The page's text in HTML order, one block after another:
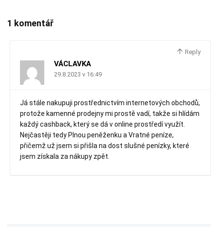
1 komentář
Reply
VÁCLAVKA
29.8.2023 v 16:49
Já stále nakupuji prostřednictvím internetových obchodů,
protože kamenné prodejny mi prostě vadí, takže si hlídám
každý cashback, který se dá v online prostředí využít.
Nejčastěji tedy Plnou peněženku a Vratné peníze,
přičemž už jsem si přišla na dost slušné penízky, které
jsem získala za nákupy zpět.